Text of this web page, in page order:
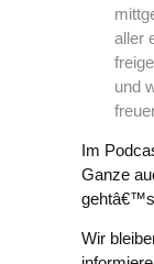
aller
und
Im
Ganze
Wir